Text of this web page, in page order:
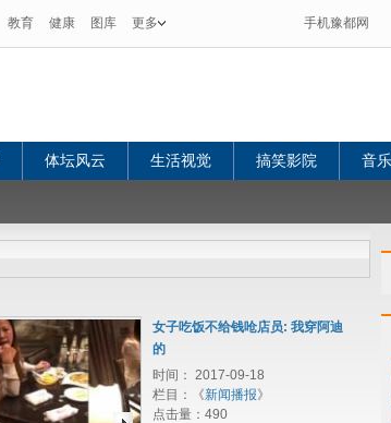
教育 健康 图库 更多 手机豫都网
体坛风云 生活视觉 搞笑影院 音
女子吃饭不给钱呛店员: 我穿阿迪
的
时间： 2017-09-18
栏目：《新闻播报》
点击量： 490